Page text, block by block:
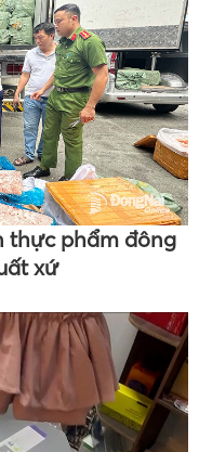
thực phẩm đông
xứ